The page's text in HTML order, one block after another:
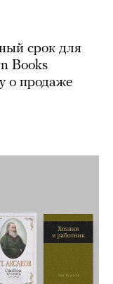
срок для
Books
о продаже